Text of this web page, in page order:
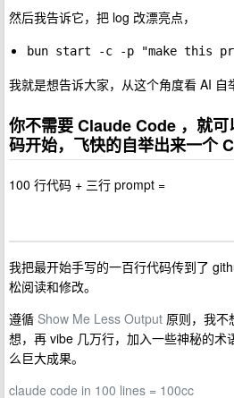
然后我告诉它，把 log 改漂亮点，
bun start -c -p "make this
我就是想告诉大家，从这个角度看 AI 自
你不需要 Claude Code ，就
码开始，飞快的自举出来一个
100 行代码 + 三行 prompt =
我把最开始手写的一百行代码传到了
松阅读和修改。
遵循 Show Me Less Output 原则，我不
想，再 vibe 几万行，加入一些神秘的术
么巨大成果。
claude code in 100 lines = 100cc